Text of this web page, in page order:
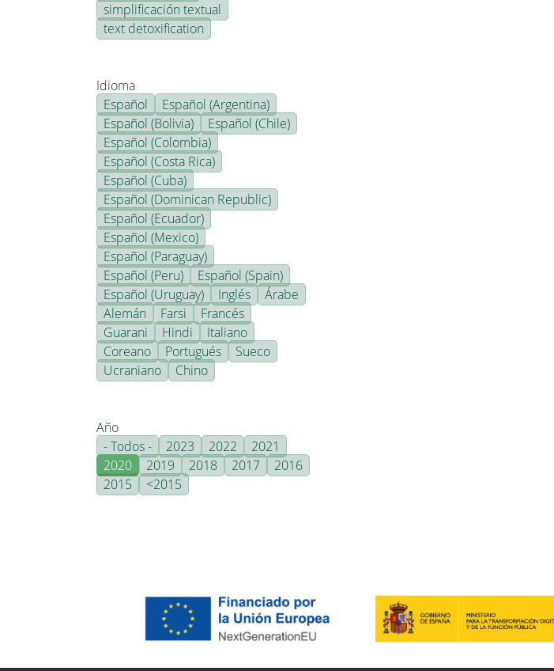
simplificación textual
text detoxification
Idioma
Español
Español (Argentina)
Español (Bolivia)
Español (Chile)
Español (Colombia)
Español (Costa Rica)
Español (Cuba)
Español (Dominican Republic)
Español (Ecuador)
Español (Mexico)
Español (Paraguay)
Español (Peru)
Español (Spain)
Español (Uruguay)
Inglés
Árabe
Alemán
Farsi
Francés
Guarani
Hindi
Italiano
Coreano
Portugués
Sueco
Ucraniano
Chino
Año
- Todos -
2023 2022
2021
2020
2019 2018 2017
2016
2015
<2015